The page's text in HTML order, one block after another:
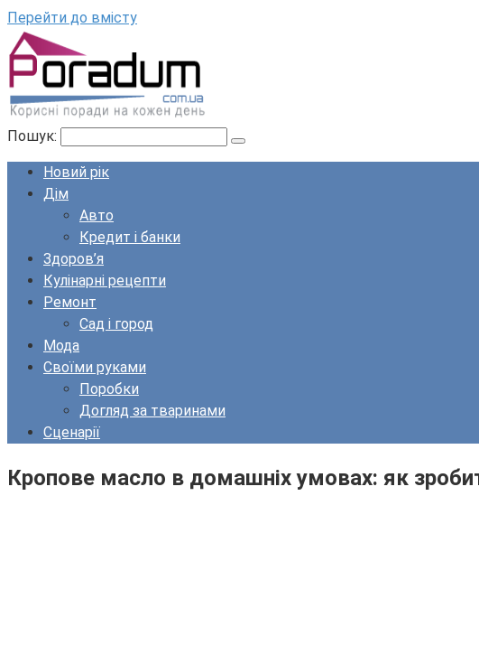
Перейти до вмісту
Пошук:
Новий рік
Дім
Авто
Кредит і банки
Здоров’я
Кулінарні рецепти
Ремонт
Сад і город
Мода
Своїми руками
Поробки
Догляд за тваринами
Сценарії
Кропове масло в домашніх умовах: як